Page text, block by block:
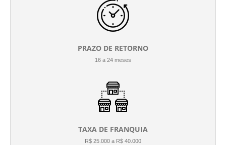
PRAZO DE RETORNO
16 a 24 meses
TAXA DE FRANQUIA
R$ 25.000 a R$ 40.000